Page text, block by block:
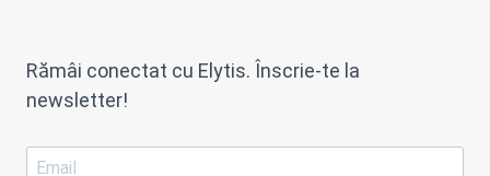
Rămâi conectat cu Elytis. Înscrie-te la
newsletter!